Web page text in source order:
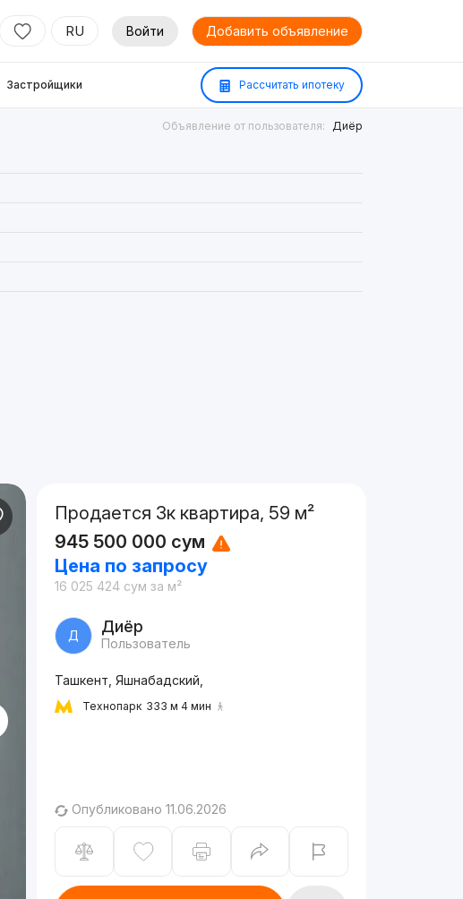
RU Войти Добавить объявление
Застройщики Рассчитать ипотеку
Объявление от пользователя: Диёр
Продается 3к квартира, 59 м²
945 500 000 сум
Цена по запросу
16 025 424 сум за м²
Д Диёр
Пользователь
Ташкент, Яшнабадский,
Технопарк 333 м 4 мин
Опубликовано 11.06.2026